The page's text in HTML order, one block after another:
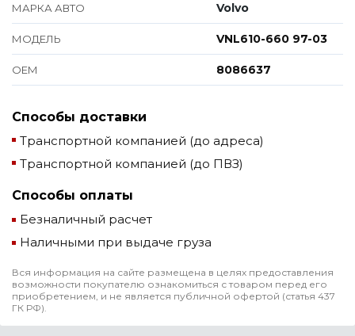
МАРКА АВТО Volvo
МОДЕЛЬ VNL610-660 97-03
ОЕМ 8086637
Способы доставки
Транспортной компанией (до адреса)
Транспортной компанией (до ПВЗ)
Способы оплаты
Безналичный расчет
Наличными при выдаче груза
Вся информация на сайте размещена в целях предоставления
возможности покупателю ознакомиться с товаром перед его
приобретением, и не является публичной офертой (статья 437
ГК РФ).